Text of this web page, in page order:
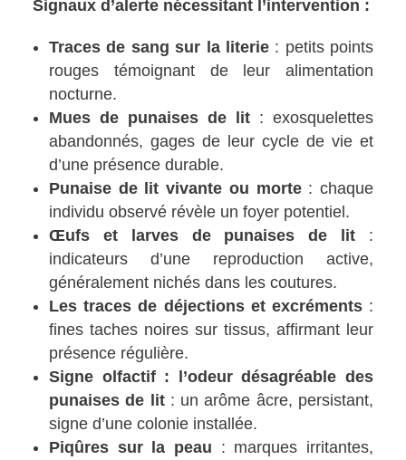
Signaux d’alerte nécessitant l’intervention :
Traces de sang sur la literie: petits points
rouges témoignant de leur alimentation
nocturne.
Mues de punaises de lit: exosquelettes
abandonnés, gages de leur cycle de vie et
d’une présence durable.
Punaise de lit vivante ou morte: chaque
individu observé révèle un foyer potentiel.
Œufs et larves de punaises de lit :
indicateurs d’une reproduction active,
généralement nichés dans les coutures.
Les traces de déjections et excréments:
fines taches noires sur tissus, affirmant leur
présence régulière.
Signe olfactif : l’odeur désagréable des
punaises de lit: un arôme âcre, persistant,
signe d’une colonie installée.
Piqûres sur la peau : marques irritantes,